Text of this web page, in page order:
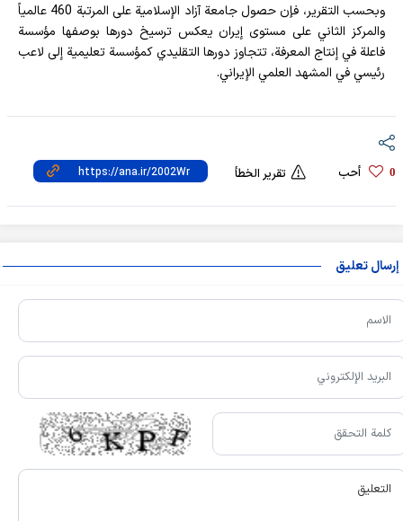
وبحسب التقرير، فإن حصول جامعة آزاد الإسلامية على المرتبة 460 عالمياً
والمركز الثاني على مستوى إيران يعكس ترسيخ دورها بوصفها مؤسسة
فاعلة في إنتاج المعرفة، تتجاوز دورها التقليدي كمؤسسة تعليمية إلى لاعب
رئيسي في المشهد العلمي الإيراني.
0 أحب تقرير الخطأ
إرسال تعليق